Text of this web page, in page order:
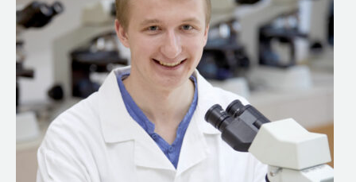
DIPLOMOVANÝ
ZDRAVOTNÍ LABORANT